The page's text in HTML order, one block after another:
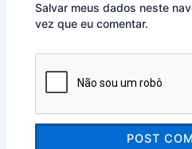
Salvar meus dados neste
vez que eu comentar.